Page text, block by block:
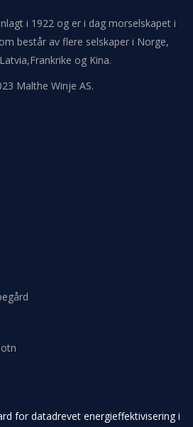
i 1922 og er i dag morselskapet i
består av flere selskaper i Norge,
og Kina.
Malthe Winje AS.
for datadrevet energieffektivisering i